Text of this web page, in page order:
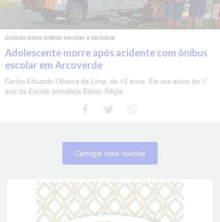
Colisão entre ônibus escolar e bicicleta
Adolescente morre após acidente com ônibus
escolar em Arcoverde
Carlos Eduardo Oliveira de Lima, de 15 anos. Ele era aluno do 1°
ano da Escola Jornalista Edson Régis.
Carregar mais notícias